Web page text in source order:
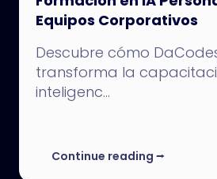
Equipos Corporativos
Descubre cómo
transforma la
inteligenc...
Continue reading ⭢